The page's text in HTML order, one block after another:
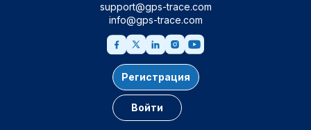
support@gps-trace.com
info@gps-trace.com
Регистрация
Войти